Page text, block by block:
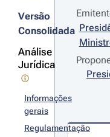
Versão
Consolidada
Análise
Jurídica
Informações
gerais
Regulamentação